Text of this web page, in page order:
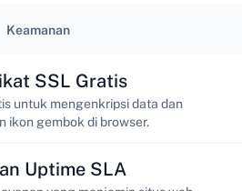
Keamanan
SSL Gratis
untuk mengenkripsi data dan
ikon gembok di browser.
Uptime SLA